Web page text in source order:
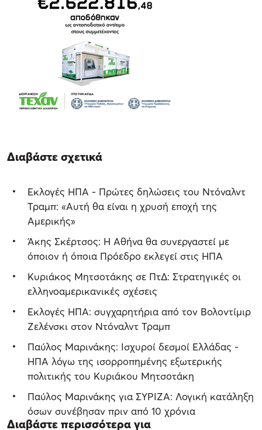
Διαβάστε σχετικά
Εκλογές ΗΠΑ - Πρώτες δηλώσεις του Ντόναλντ
Τραμπ: «Αυτή θα είναι η χρυσή εποχή της
Αμερικής»
Άκης Σκέρτσος: Η Αθήνα θα συνεργαστεί με
όποιον ή όποια Πρόεδρο εκλεγεί στις ΗΠΑ
Κυριάκος Μητσοτάκης σε ΠτΔ: Στρατηγικές οι
ελληνοαμερικανικές σχέσεις
Εκλογές ΗΠΑ: συγχαρητήρια από τον Βολοντίμιρ
Ζελένσκι στον Ντόναλντ Τραμπ
Παύλος Μαρινάκης: Ισχυροί δεσμοί Ελλάδας -
ΗΠΑ λόγω της ισορροπημένης εξωτερικής
πολιτικής του Κυριάκου Μητσοτάκη
Παύλος Μαρινάκης για ΣΥΡΙΖΑ: Λογική κατάληξη
όσων συνέβησαν πριν από 10 χρόνια
Διαβάστε περισσότερα για